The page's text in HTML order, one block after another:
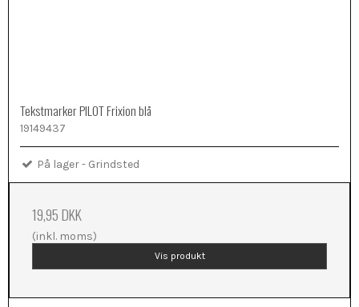
Tekstmarker PILOT Frixion blå
19149437
På lager - Grindsted
19,95 DKK
(inkl. moms)
Vis produkt